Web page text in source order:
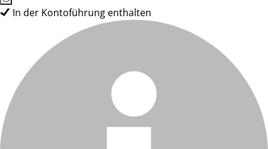
In der Kontoführung enthalten